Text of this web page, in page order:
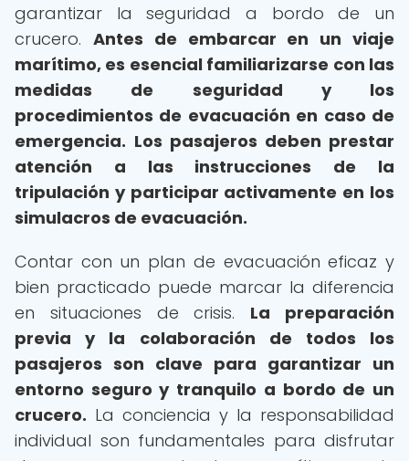
garantizar la seguridad a bordo de un
crucero. Antes de embarcar en un viaje
marítimo, es esencial familiarizarse con las
medidas de seguridad y los
procedimientos de evacuación en caso de
emergencia. Los pasajeros deben prestar
atención a las instrucciones de la
tripulación y participar activamente en los
simulacros de evacuación.
Contar con un plan de evacuación eficaz y
bien practicado puede marcar la diferencia
en situaciones de crisis. La preparación
previa y la colaboración de todos los
pasajeros son clave para garantizar un
entorno seguro y tranquilo a bordo de un
crucero. La conciencia y la responsabilidad
individual son fundamentales para disfrutar